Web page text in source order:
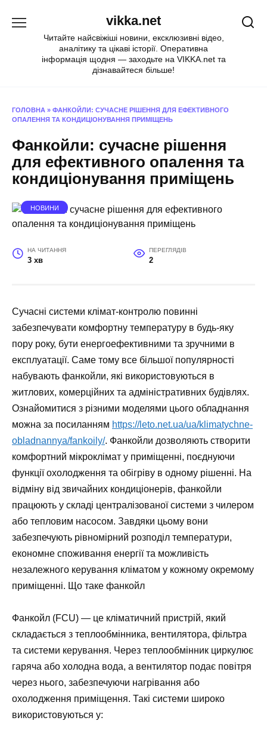
vikka.net
Читайте найсвіжіші новини, ексклюзивні відео,
аналітику та цікаві історії. Оперативна
інформація щодня — заходьте на VIKKA.net та
дізнавайтеся більше!
ГОЛОВНА » ФАНКОЙЛИ: СУЧАСНЕ РІШЕННЯ ДЛЯ ЕФЕКТИВНОГО
ОПАЛЕННЯ ТА КОНДИЦІОНУВАННЯ ПРИМІЩЕНЬ
Фанкойли: сучасне рішення
для ефективного опалення та
кондиціонування приміщень
НОВИНИ
НА ЧИТАННЯ
3 хв
ПЕРЕГЛЯДІВ
2
Сучасні системи клімат-контролю повинні
забезпечувати комфортну температуру в будь-яку
пору року, бути енергоефективними та зручними в
експлуатації. Саме тому все більшої популярності
набувають фанкойли, які використовуються в
житлових, комерційних та адміністративних будівлях.
Ознайомитися з різними моделями цього обладнання
можна за посиланням https://leto.net.ua/ua/klimatychne-
obladnannya/fankoily/. Фанкойли дозволяють створити
комфортний мікроклімат у приміщенні, поєднуючи
функції охолодження та обігріву в одному рішенні. На
відміну від звичайних кондиціонерів, фанкойли
працюють у складі централізованої системи з чилером
або тепловим насосом. Завдяки цьому вони
забезпечують рівномірний розподіл температури,
економне споживання енергії та можливість
незалежного керування кліматом у кожному окремому
приміщенні. Що таке фанкойл
Фанкойл (FCU) — це кліматичний пристрій, який
складається з теплообмінника, вентилятора, фільтра
та системи керування. Через теплообмінник циркулює
гаряча або холодна вода, а вентилятор подає повітря
через нього, забезпечуючи нагрівання або
охолодження приміщення. Такі системи широко
використовуються у: